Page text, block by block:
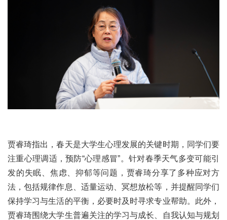
贾睿琦指出，春天是大学生心理发展的关键时期，同学们要
注重心理调适，预防“心理感冒”。针对春季天气多变可能引
发的失眠、焦虑、抑郁等问题，贾睿琦分享了多种应对方
法，包括规律作息、适量运动、冥想放松等，并提醒同学们
保持学习与生活的平衡，必要时及时寻求专业帮助。此外，
贾睿琦围绕大学生普遍关注的学习与成长、自我认知与规划